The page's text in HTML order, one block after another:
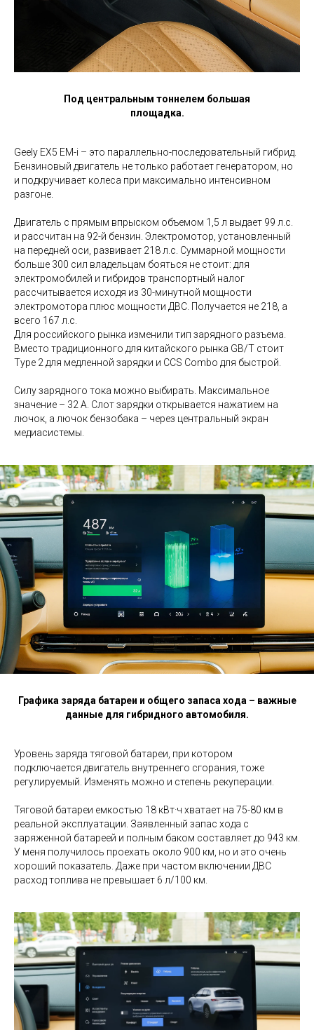
Под центральным тоннелем большая
площадка.
Geely EX5 EM-i – это параллельно-последовательный гибрид.
Бензиновый двигатель не только работает генератором, но
и подкручивает колеса при максимально интенсивном
разгоне.
Двигатель с прямым впрыском объемом 1,5 л выдает 99 л.с.
и рассчитан на 92-й бензин. Электромотор, установленный
на передней оси, развивает 218 л.с. Суммарной мощности
больше 300 сил владельцам бояться не стоит: для
электромобилей и гибридов транспортный налог
рассчитывается исходя из 30-минутной мощности
электромотора плюс мощности ДВС. Получается не 218, а
всего 167 л.с.
Для российского рынка изменили тип зарядного разъема.
Вместо традиционного для китайского рынка GB/T стоит
Type 2 для медленной зарядки и CCS Combo для быстрой.
Силу зарядного тока можно выбирать. Максимальное
значение – 32 А. Слот зарядки открывается нажатием на
лючок, а лючок бензобака – через центральный экран
медиасистемы.
Графика заряда батареи и общего запаса хода – важные
данные для гибридного автомобиля.
Уровень заряда тяговой батареи, при котором
подключается двигатель внутреннего сгорания, тоже
регулируемый. Изменять можно и степень рекуперации.
Тяговой батареи емкостью 18 кВт·ч хватает на 75-80 км в
реальной эксплуатации. Заявленный запас хода с
заряженной батареей и полным баком составляет до 943 км.
У меня получилось проехать около 900 км, но и это очень
хороший показатель. Даже при частом включении ДВС
расход топлива не превышает 6 л/100 км.